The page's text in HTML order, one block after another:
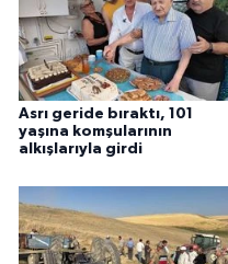
Asrı geride bıraktı, 101
yaşına komşularının
alkışlarıyla girdi